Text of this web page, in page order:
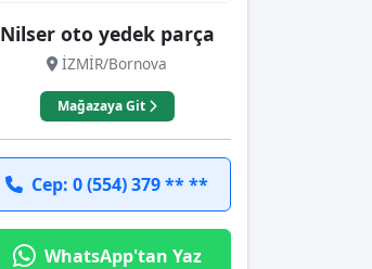
Nilser oto yedek parça
İZMİR/Bornova
Mağazaya Git
Cep: 0 (554) 379 ** **
WhatsApp'tan Yaz